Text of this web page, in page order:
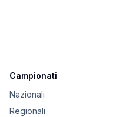
Campionati
Nazionali
Regionali